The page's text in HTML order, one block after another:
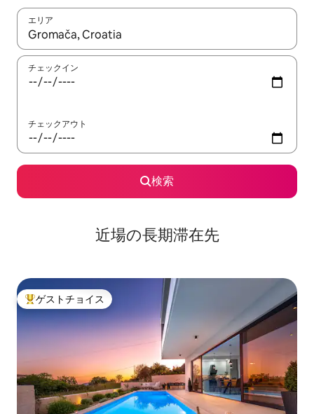
エリア
検索結果が表示されたら、上下の矢印キーを使って移動するか
チェックイン
チェックアウト
検索
近場の長期滞在先
大好評のゲストチョイスです。
ゲストチョイス